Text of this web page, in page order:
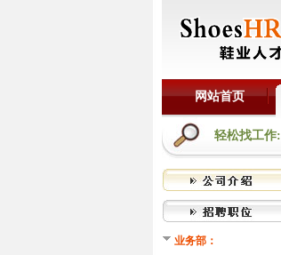
网站首页
轻松找工作:
业务部：